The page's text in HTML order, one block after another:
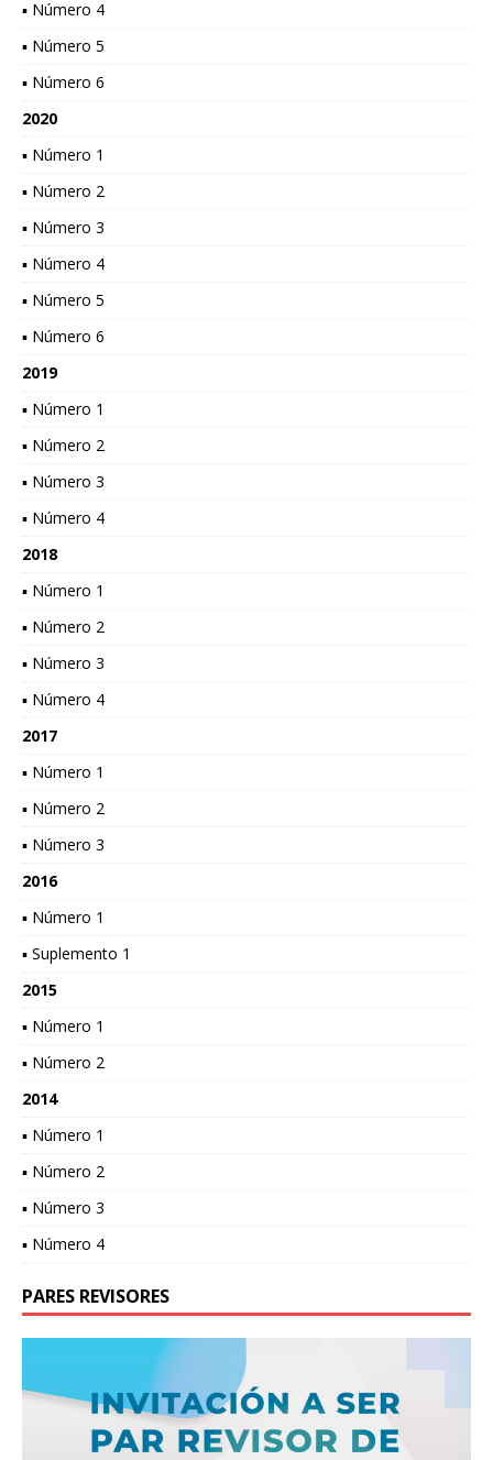
▪ Número 4
▪ Número 5
▪ Número 6
2020
▪ Número 1
▪ Número 2
▪ Número 3
▪ Número 4
▪ Número 5
▪ Número 6
2019
▪ Número 1
▪ Número 2
▪ Número 3
▪ Número 4
2018
▪ Número 1
▪ Número 2
▪ Número 3
▪ Número 4
2017
▪ Número 1
▪ Número 2
▪ Número 3
2016
▪ Número 1
▪ Suplemento 1
2015
▪ Número 1
▪ Número 2
2014
▪ Número 1
▪ Número 2
▪ Número 3
▪ Número 4
PARES REVISORES